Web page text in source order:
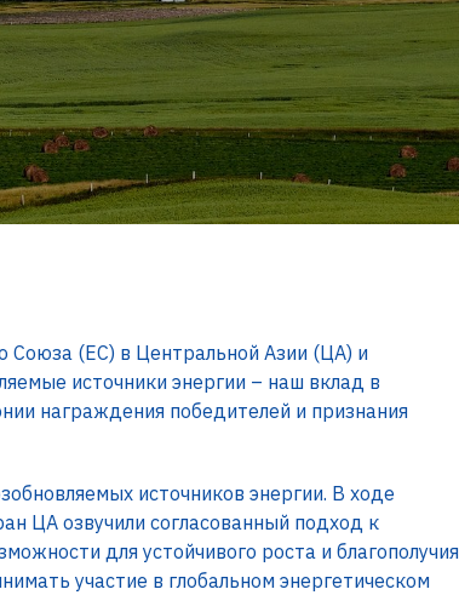
Союза (ЕС) в Центральной Азии (ЦА) и
источники энергии – наш вклад в
награждения победителей и признания
источников энергии. В ходе
ЦА озвучили согласованный подход к
для устойчивого роста и благополучия
участие в глобальном энергетическом